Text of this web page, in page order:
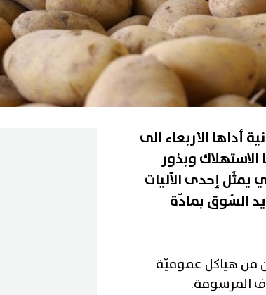
أداها الأربعاء الى
الاستهلاك وبذور
يمثّل إحدى الآليات
السّوق بمادّة
من هياكل عموميّة
المرسومة.